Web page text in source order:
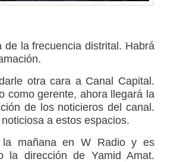
la frecuencia distrital. Habrá
otra cara a Canal Capital.
como gerente, ahora llegará la
de los noticieros del canal.
a estos espacios.
la mañana en W Radio y es
la dirección de Yamid Amat.